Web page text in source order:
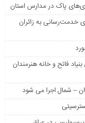
پاک در مدارس استان
خدمت‌رسانی به زائران
فاتح و خانه هنرمندان
– شمال اجرا می شود